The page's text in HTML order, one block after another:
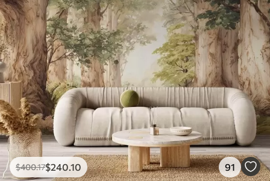
$400.17$240 .10 91